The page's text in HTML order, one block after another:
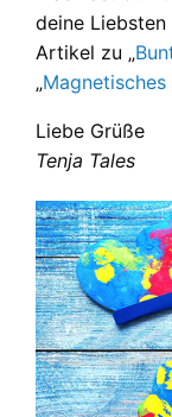
deine
Artikel zu „
„
Liebe Grüße
Tenja Tales